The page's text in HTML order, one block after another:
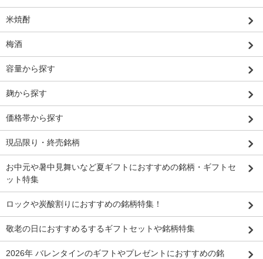
米焼酎
梅酒
容量から探す
麹から探す
価格帯から探す
現品限り・終売銘柄
お中元や暑中見舞いなど夏ギフトにおすすめの銘柄・ギフトセ
ット特集
ロックや炭酸割りにおすすめの銘柄特集！
敬老の日におすすめるするギフトセットや銘柄特集
2026年 バレンタインのギフトやプレゼントにおすすめの銘